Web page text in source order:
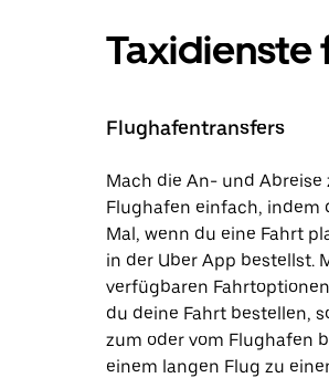
Taxidienste
Flughafentransfers
Mach die An- und Abreise
Flughafen einfach, indem
Mal, wenn du eine Fahrt
in der Uber App bestellst.
verfügbaren
du deine Fahrt bestellen,
zum oder vom Flughafen
einem langen Flug zu